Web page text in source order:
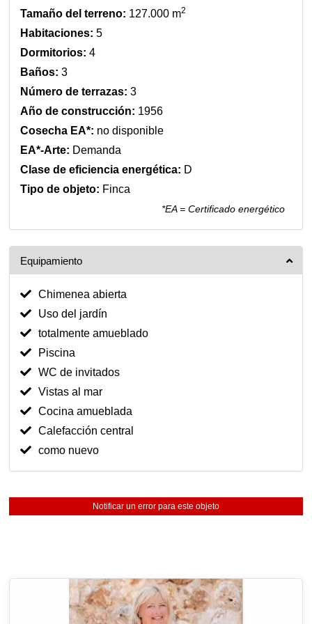
Tamaño del terreno: 127.000 m2
Habitaciones: 5
Dormitorios: 4
Baños: 3
Número de terrazas: 3
Año de construcción: 1956
Cosecha EA*: no disponible
EA*-Arte: Demanda
Clase de eficiencia energética: D
Tipo de objeto: Finca
*EA = Certificado energético
Equipamiento
Chimenea abierta
Uso del jardín
totalmente amueblado
Piscina
WC de invitados
Vistas al mar
Cocina amueblada
Calefacción central
como nuevo
Notificar un error para este objeto